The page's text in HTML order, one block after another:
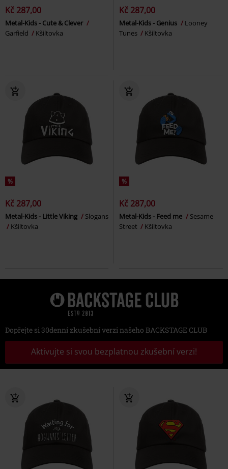
Kč 287,00
Metal-Kids - Cute & Clever
Garfield
Kšiltovka
Kč 287,00
Metal-Kids - Genius
Looney
Tunes
Kšiltovka
%
Kč 287,00
Metal-Kids - Little Viking
Slogans
Kšiltovka
%
Kč 287,00
Metal-Kids - Feed me
Sesame
Street
Kšiltovka
Dopřejte si 30denní zkušební verzi našeho BACKSTAGE CLUB
Aktivujte si svou bezplatnou zkušební verzi!